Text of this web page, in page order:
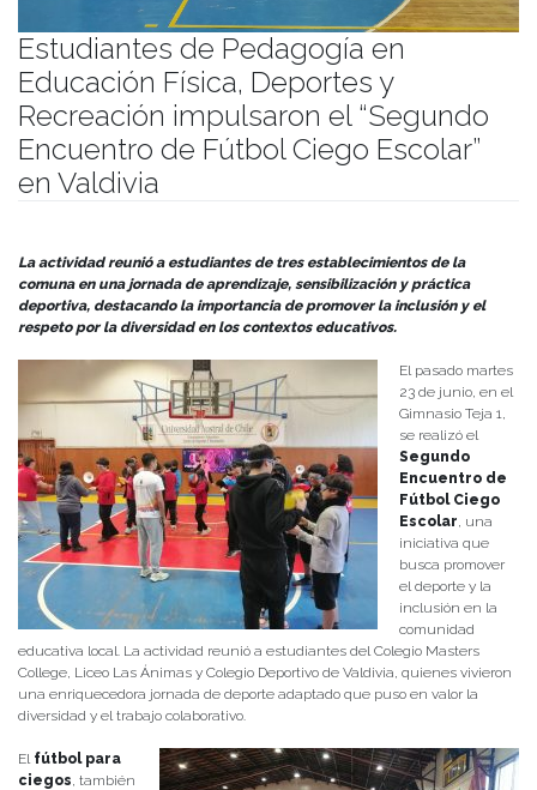
Estudiantes de Pedagogía en
Educación Física, Deportes y
Recreación impulsaron el “Segundo
Encuentro de Fútbol Ciego Escolar”
en Valdivia
La actividad reunió a estudiantes de tres establecimientos de la
comuna en una jornada de aprendizaje, sensibilización y práctica
deportiva, destacando la importancia de promover la inclusión y el
respeto por la diversidad en los contextos educativos.
El pasado martes
23 de junio, en el
Gimnasio Teja 1,
se realizó el
Segundo
Encuentro de
Fútbol Ciego
Escolar , una
iniciativa que
busca promover
el deporte y la
inclusión en la
comunidad
educativa local. La actividad reunió a estudiantes del Colegio Masters
College, Liceo Las Ánimas y Colegio Deportivo de Valdivia, quienes vivieron
una enriquecedora jornada de deporte adaptado que puso en valor la
diversidad y el trabajo colaborativo.
El fútbol para
ciegos , también